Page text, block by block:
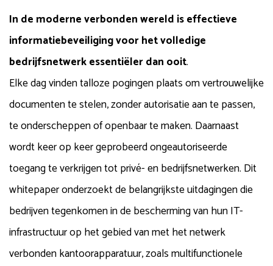
In de moderne verbonden wereld is effectieve
informatiebeveiliging voor het volledige
bedrijfsnetwerk essentiëler dan ooit.
Elke dag vinden talloze pogingen plaats om vertrouwelijke
documenten te stelen, zonder autorisatie aan te passen,
te onderscheppen of openbaar te maken. Daarnaast
wordt keer op keer geprobeerd ongeautoriseerde
toegang te verkrijgen tot privé- en bedrijfsnetwerken. Dit
whitepaper onderzoekt de belangrijkste uitdagingen die
bedrijven tegenkomen in de bescherming van hun IT-
infrastructuur op het gebied van met het netwerk
verbonden kantoorapparatuur, zoals multifunctionele